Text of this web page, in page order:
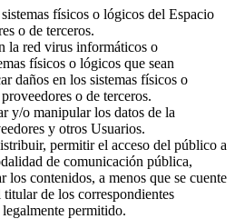
físicos o lógicos del Espacio
o de terceros.
la red virus informáticos o
físicos o lógicos que sean
daños en los sistemas físicos o
o de terceros.
y/o manipular los datos de la
y otros Usuarios.
permitir el acceso del público a
de comunicación pública,
los contenidos, a menos que se cuente
de los correspondientes
permitido.